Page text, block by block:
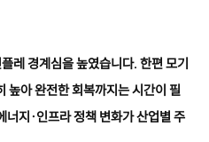
레 경계심을 높였습니다. 한편 모기
높아 완전한 회복까지는 시간이 필
지·인프라 정책 변화가 산업별 주